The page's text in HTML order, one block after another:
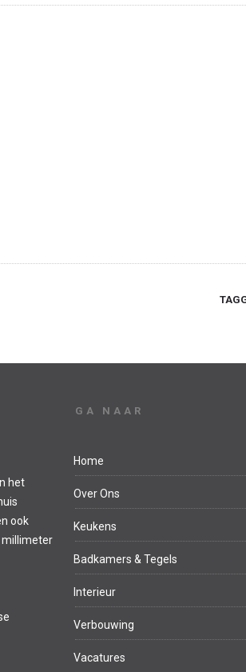
het
ook
millimeter
GA NAAR
Home
Over Ons
Keukens
Badkamers & Tegels
Interieur
Verbouwing
Vacatures